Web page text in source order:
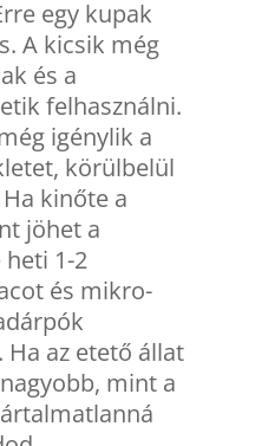
egy kupak
A kicsik még
és a
felhasználni.
igénylik a
körülbelül
kinőte a
jöhet a
1-2
és mikro-
Ha az etető állat
mint a